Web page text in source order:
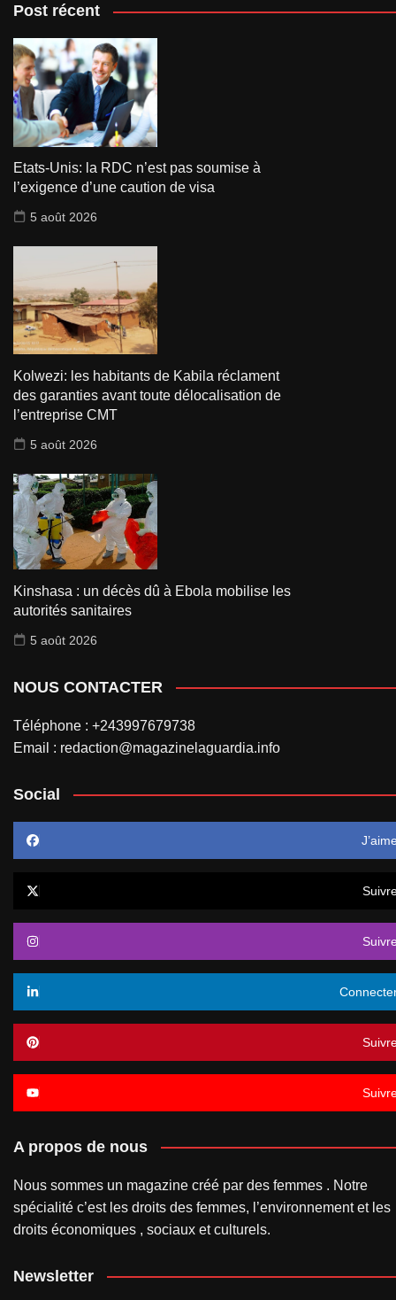
Post récent
Etats-Unis: la RDC n’est pas soumise à
l’exigence d’une caution de visa
5 août 2026
Kolwezi: les habitants de Kabila réclament
des garanties avant toute délocalisation de
l’entreprise CMT
5 août 2026
Kinshasa : un décès dû à Ebola mobilise les
autorités sanitaires
5 août 2026
NOUS CONTACTER
Téléphone : +243997679738
Email : redaction@magazinelaguardia.info
Social
A propos de nous
Nous sommes un magazine créé par des femmes . Notre
spécialité c’est les droits des femmes, l’environnement et les
droits économiques , sociaux et culturels.
Newsletter